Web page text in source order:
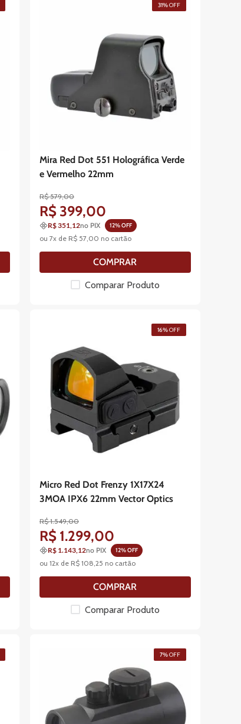
Mira Red Dot 551 Holográfica Verde
e Vermelho 22mm
R$ 579,00
R$ 399,00
31%OFF
R$ 351,12no PIX 12% OFF
ou 7x de R$ 57, 00 no cartão
COMPRAR
Comparar Produto
Micro Red Dot Frenzy 1X17X24
3MOA IPX6 22mm Vector Optics
R$ 1.549,00
R$ 1.299,00
16%OFF
R$ 1.143,12no PIX 12% OFF
ou 12x de R$ 108 25 no cartão
COMPRAR
Comparar Produto
7%OFF